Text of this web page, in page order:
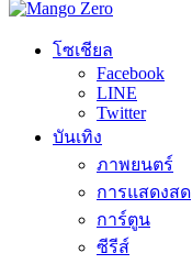
โซเชียล
Facebook
LINE
Twitter
บันเทิง
ภาพยนตร์
การแสดงสด
การ์ตูน
ซีรีส์